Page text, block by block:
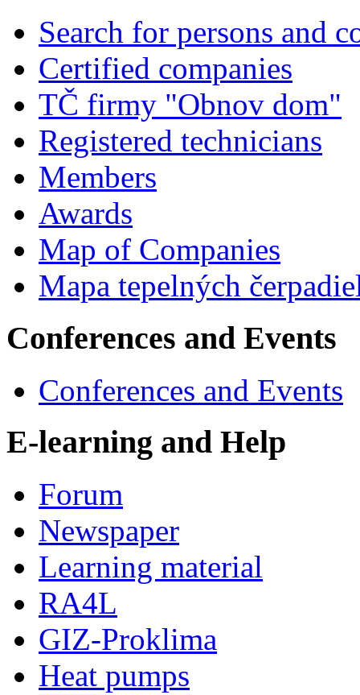
Search for persons and
Certified companies
TČ firmy "Obnov dom"
Registered technicians
Members
Awards
Map of Companies
Mapa tepelných
Conferences and Events
Conferences and Events
E-learning and Help
Forum
Newspaper
Learning material
RA4L
GIZ-Proklima
Heat pumps